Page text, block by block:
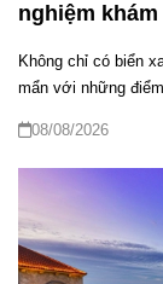
nghiệm
Không chỉ có biển
mẩn với những
Phú Quốc mùa nào
đây sẽ giúp bạn
tham quan và
của đảo Ngọc.
08/08/2026